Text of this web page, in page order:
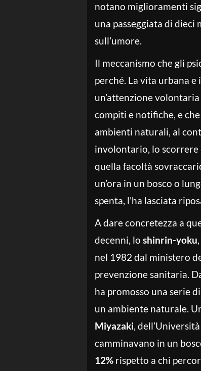
notano miglioramenti
una passeggiata di
sull’umore.
Il meccanismo che gli
perché. La vita urbana
un’attenzione
compiti e notifiche, e
ambienti naturali, al
involontario, lo scorrere
quella facoltà
un’ora in un bosco o
spenta, l’ha lasciata
A dare concretezza a
decenni, lo shinrin-yoku
nel 1982 dal ministero
prevenzione sanitaria.
ha promosso una serie
un ambiente naturale.
Miyazaki,
camminavano in un
12% rispetto a chi